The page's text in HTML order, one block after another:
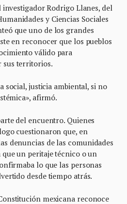
Rodrigo Llanes, del
y Ciencias Sociales
que uno de los grandes
en reconocer que los pueblos
válido para
sus territorios.
social, justicia ambiental, si no
afirmó.
del encuentro. Quienes
cuestionaron que, en
denuncias de las comunidades
un peritaje técnico o un
lo que las personas
desde tiempo atrás.
mexicana reconoce